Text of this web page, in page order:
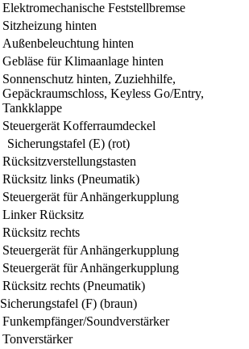
Elektromechanische Feststellbremse
Sitzheizung hinten
Außenbeleuchtung hinten
Gebläse für Klimaanlage hinten
Sonnenschutz hinten, Zuziehhilfe,
Gepäckraumschloss, Keyless Go/Entry,
Tankklappe
Steuergerät Kofferraumdeckel
Sicherungstafel (E) (rot)
Rücksitzverstellungstasten
Rücksitz links (Pneumatik)
Steuergerät für Anhängerkupplung
Linker Rücksitz
Rücksitz rechts
Steuergerät für Anhängerkupplung
Steuergerät für Anhängerkupplung
Rücksitz rechts (Pneumatik)
Sicherungstafel (F) (braun)
Funkempfänger/Soundverstärker
Tonverstärker